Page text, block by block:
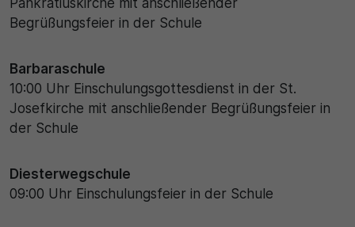
Begrüßungsfeier in der Schule
Barbaraschule
10:00 Uhr Einschulungsgottesdienst in der St.
Josefkirche mit anschließender Begrüßungsfeier in
der Schule
Diesterwegschule
09:00 Uhr Einschulungsfeier in der Schule
Einstellungen, falls der Webseiten-Betreiber dies
eingestellt hat.
Matomo
Laufzeit
30 Minuten
Zweck
vorübergehende Daten des Besuchs zu speichern.